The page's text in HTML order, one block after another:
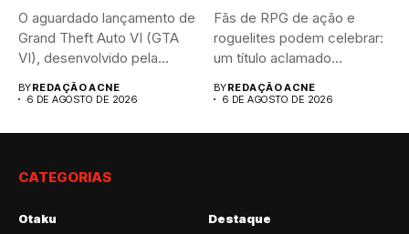
O aguardado lançamento de
Grand Theft Auto VI (GTA
VI), desenvolvido pela...
BYREDAÇÃO ACNE
6 DE AGOSTO DE 2026
Fãs de RPG de ação e
roguelites podem celebrar:
um título aclamado...
BYREDAÇÃO ACNE
6 DE AGOSTO DE 2026
CATEGORIAS
Otaku Destaque